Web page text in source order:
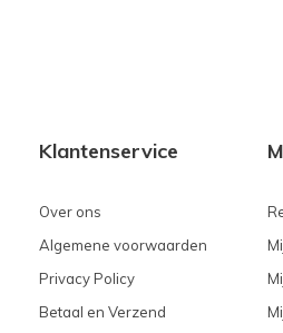
Klantenservice
Over ons
Algemene voorwaarden
Privacy Policy
Betaal en Verzend